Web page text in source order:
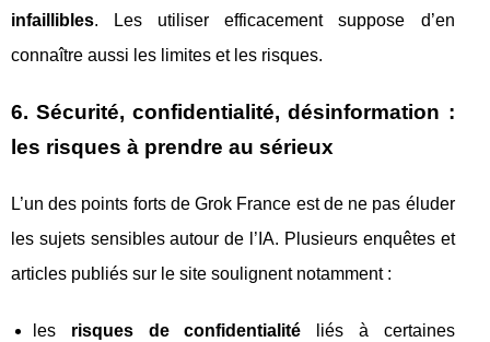
infaillibles. Les utiliser efficacement suppose d’en
connaître aussi les limites et les risques.
6. Sécurité, confidentialité, désinformation :
les risques à prendre au sérieux
L’un des points forts de Grok France est de ne pas éluder
les sujets sensibles autour de l’IA. Plusieurs enquêtes et
articles publiés sur le site soulignent notamment :
les risques de confidentialité liés à certaines